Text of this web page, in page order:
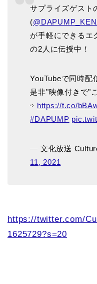
サプライズゲスト
(
が手軽にできるエ
の2人に伝授中！
YouTubeで同時配
是非"映像付きで"
⇨ https://t.co/
#DAPUMP
— 文化放送
11, 2021
https://twitter.com/
1625729?s=20